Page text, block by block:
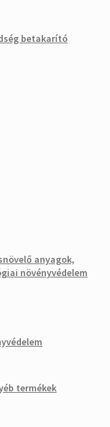
betakarító
anyagok,
növényvédelem
termékek